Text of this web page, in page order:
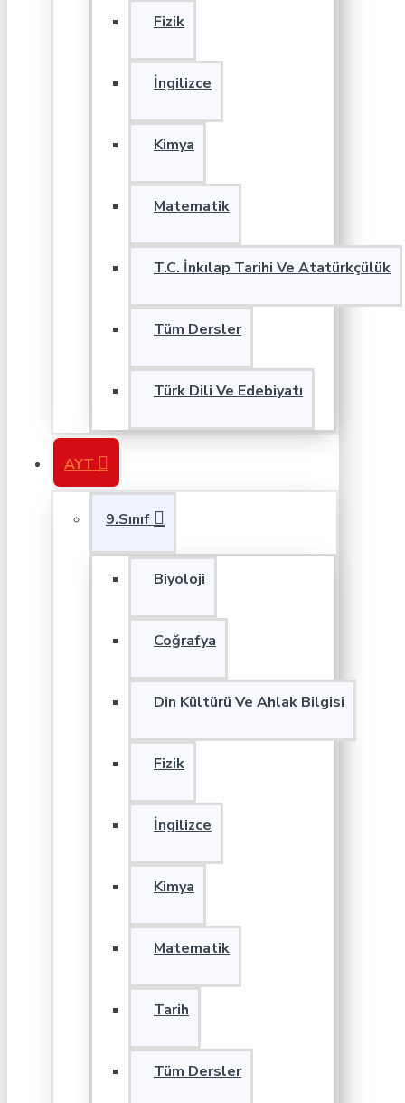
Fizik
İngilizce
Kimya
Matematik
T.C. İnkılap Tarihi Ve Atatürkçülük
Tüm Dersler
Türk Dili Ve Edebiyatı
AYT
9.Sınıf
Biyoloji
Coğrafya
Din Kültürü Ve Ahlak Bilgisi
Fizik
İngilizce
Kimya
Matematik
Tarih
Tüm Dersler